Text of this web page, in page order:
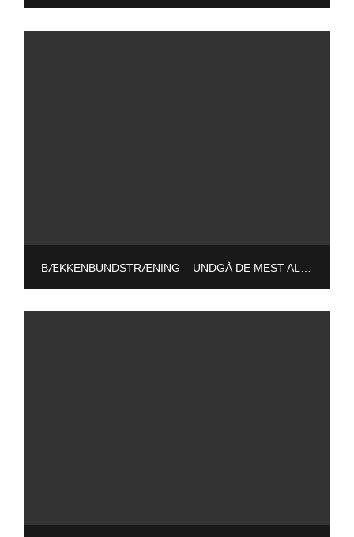
BÆKKENBUNDSTRÆNING – UNDGÅ DE MEST ALMINDELIGE FALDGRUBER.